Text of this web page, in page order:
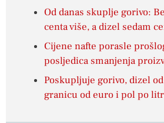
Od danas skuplje gorivo:
centa više, a dizel sedam
Cijene nafte porasle
posljedica smanjenja
Poskupljuje gorivo, dizel
granicu od euro i pol po